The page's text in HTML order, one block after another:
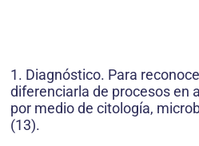
1. Diagnóstico. Para
diferenciarla de procesos en
por medio de citología,
(13).